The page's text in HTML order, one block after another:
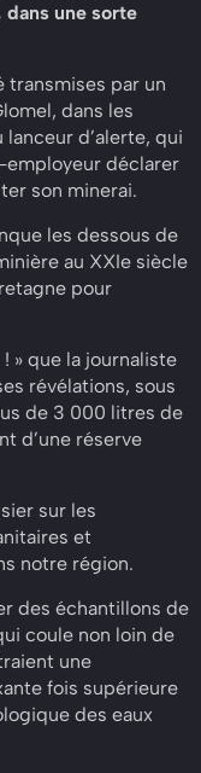
une sorte
transmises par un
dans les
d’alerte, qui
employeur déclarer
son minerai.
les dessous de
au XXIe siècle
pour
» que la journaliste
révélations, sous
de 3 000 litres de
d’une réserve
sur les
et
notre région.
des échantillons de
coule non loin de
une
fois supérieure
des eaux